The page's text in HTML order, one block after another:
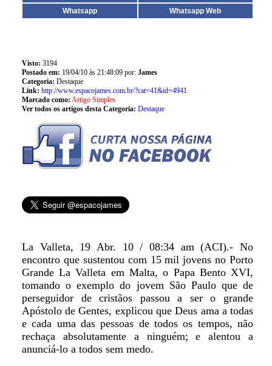
Whatsapp
Whatsapp Web
Visto: 3194
Postado em: 19/04/10 às 21:48:09 por: James
Categoria: Destaque
Link: http://www.espacojames.com.br/?cat=41&id=4941
Marcado como: Artigo Simples
Ver todos os artigos desta Categoria: Destaque
La Valleta, 19 Abr. 10 / 08:34 am (ACI).- No
encontro que sustentou com 15 mil jovens no Porto
Grande La Valleta em Malta, o Papa Bento XVI,
tomando o exemplo do jovem São Paulo que de
perseguidor de cristãos passou a ser o grande
Apóstolo de Gentes, explicou que Deus ama a todas
e cada uma das pessoas de todos os tempos, não
rechaça absolutamente a ninguém; e alentou a
anunciá-lo a todos sem medo.